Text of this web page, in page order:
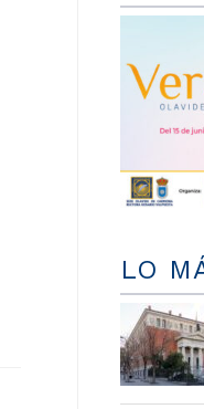
LO